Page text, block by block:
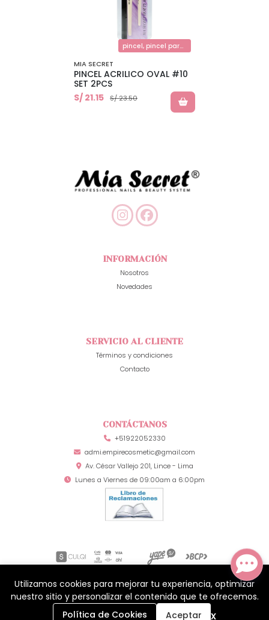
pincel, pincel para acrilicos
MIA SECRET
PINCEL ACRILICO OVAL #10
SET 2PCS
S/ 21.15
S/ 23.50
INFORMACIÓN
Nosotros
Novedades
SERVICIO AL CLIENTE
Términos y condiciones
Contacto
CONTÁCTANOS
+51922052330
admi.empirecosmetic@gmail.com
Av. César Vallejo 201, Lince - Lima
Lunes a Viernes de 09:00am a 6:00pm
Mia Secret Perú © 2026¿Te gusta mi tienda? Yo vendo conBsale
0
Utilizamos cookies para mejorar tu experiencia, optimizar
nuestro sitio y personalizar el contenido que te ofrecemos.
Política de Cookies
Aceptar x